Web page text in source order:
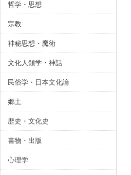
哲学・思想
宗教
神秘思想・魔術
文化人類学・神話
民俗学・日本文化論
郷土
歴史・文化史
書物・出版
心理学